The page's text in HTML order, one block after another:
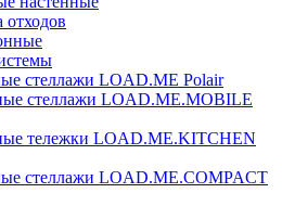
отходов
стеллажи LOAD.ME Polair
стеллажи LOAD.ME.MOBILE
тележки LOAD.ME.KITCHEN
стеллажи LOAD.ME.COMPACT